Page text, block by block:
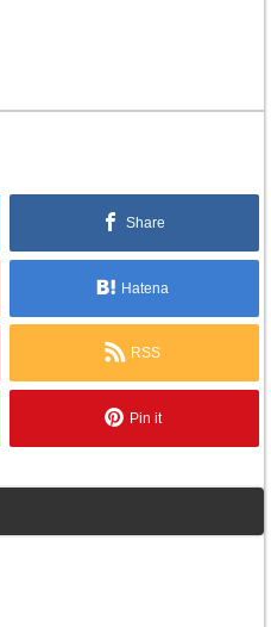
Share
Hatena
RSS
Pin it